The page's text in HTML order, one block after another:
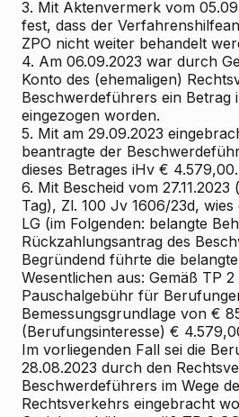
3. Mit Aktenvermerk vom
fest, dass der
ZPO nicht weiter behandelt
4. Am 06.09.2023 war durch
Konto des (ehemaligen)
Beschwerdeführers ein Betrag
eingezogen worden.
5. Mit am 29.09.2023
beantragte der
dieses Betrages iHv € 4.579,00.
6. Mit Bescheid vom
Tag), Zl. 100 Jv 1606/23d, wies
LG (im Folgenden: belangte
Rückzahlungsantrag des
Begründend führte die
Wesentlichen aus: Gemäß TP 2
Pauschalgebühr für
Bemessungsgrundlage von €
(Berufungsinteresse) €
Im vorliegenden Fall sei die
28.08.2023 durch den
Beschwerdeführers im Wege
Rechtsverkehrs eingebracht